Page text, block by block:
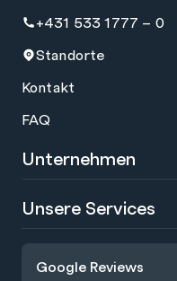
Google Reviews
+431 533 1777 – 0
Standorte
Kontakt
FAQ
Unternehmen
Über uns
Presse
Unsere Services